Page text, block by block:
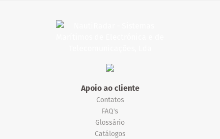
Apoio ao cliente
Contatos
FAQ's
Glossário
Catálogos